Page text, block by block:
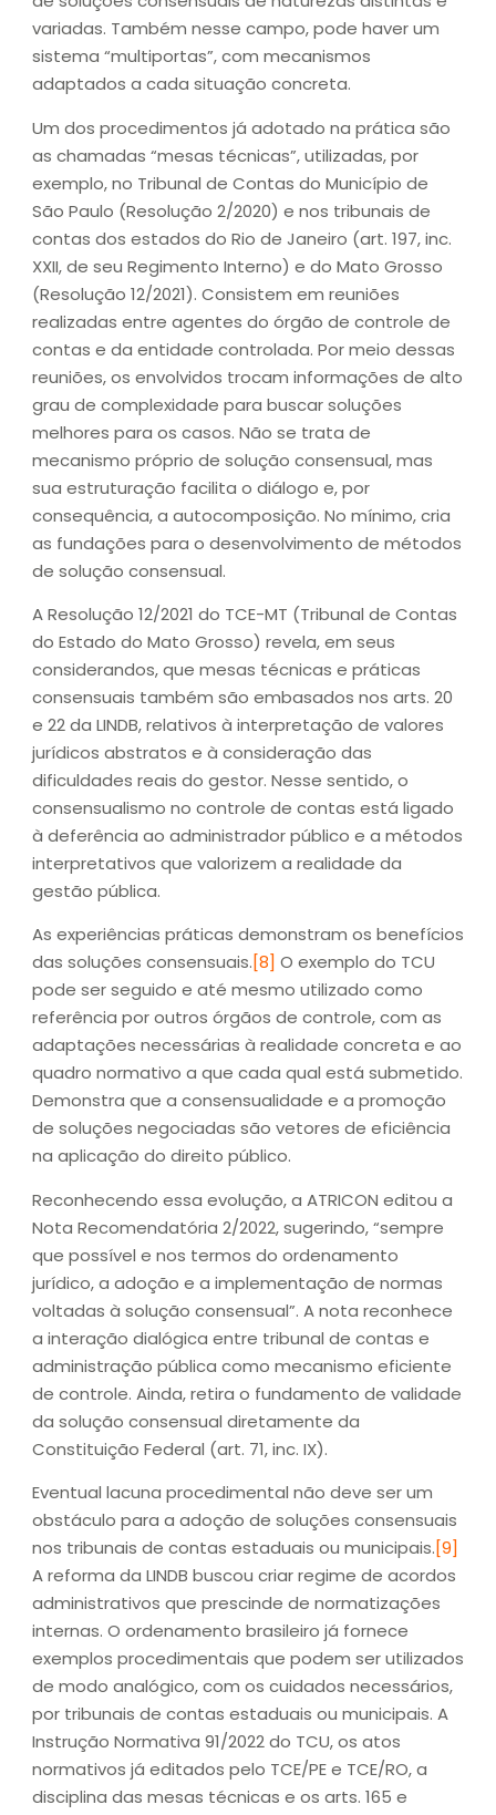
variadas. Também nesse campo, pode haver um
sistema “multiportas”, com mecanismos
adaptados a cada situação concreta.
Um dos procedimentos já adotado na prática são
as chamadas “mesas técnicas”, utilizadas, por
exemplo, no Tribunal de Contas do Município de
São Paulo (Resolução 2/2020) e nos tribunais de
contas dos estados do Rio de Janeiro (art. 197, inc.
XXII, de seu Regimento Interno) e do Mato Grosso
(Resolução 12/2021). Consistem em reuniões
realizadas entre agentes do órgão de controle de
contas e da entidade controlada. Por meio dessas
reuniões, os envolvidos trocam informações de alto
grau de complexidade para buscar soluções
melhores para os casos. Não se trata de
mecanismo próprio de solução consensual, mas
sua estruturação facilita o diálogo e, por
consequência, a autocomposição. No mínimo, cria
as fundações para o desenvolvimento de métodos
de solução consensual.
A Resolução 12/2021 do TCE-MT (Tribunal de Contas
do Estado do Mato Grosso) revela, em seus
considerandos, que mesas técnicas e práticas
consensuais também são embasados nos arts. 20
e 22 da LINDB, relativos à interpretação de valores
jurídicos abstratos e à consideração das
dificuldades reais do gestor. Nesse sentido, o
consensualismo no controle de contas está ligado
à deferência ao administrador público e a métodos
interpretativos que valorizem a realidade da
gestão pública.
As experiências práticas demonstram os benefícios
das soluções consensuais.[8] O exemplo do TCU
pode ser seguido e até mesmo utilizado como
referência por outros órgãos de controle, com as
adaptações necessárias à realidade concreta e ao
quadro normativo a que cada qual está submetido.
Demonstra que a consensualidade e a promoção
de soluções negociadas são vetores de eficiência
na aplicação do direito público.
Reconhecendo essa evolução, a ATRICON editou a
Nota Recomendatória 2/2022, sugerindo, “sempre
que possível e nos termos do ordenamento
jurídico, a adoção e a implementação de normas
voltadas à solução consensual”. A nota reconhece
a interação dialógica entre tribunal de contas e
administração pública como mecanismo eficiente
de controle. Ainda, retira o fundamento de validade
da solução consensual diretamente da
Constituição Federal (art. 71, inc. IX).
Eventual lacuna procedimental não deve ser um
obstáculo para a adoção de soluções consensuais
nos tribunais de contas estaduais ou municipais.[9]
A reforma da LINDB buscou criar regime de acordos
administrativos que prescinde de normatizações
internas. O ordenamento brasileiro já fornece
exemplos procedimentais que podem ser utilizados
de modo analógico, com os cuidados necessários,
por tribunais de contas estaduais ou municipais. A
Instrução Normativa 91/2022 do TCU, os atos
normativos já editados pelo TCE/PE e TCE/RO, a
disciplina das mesas técnicas e os arts. 165 e